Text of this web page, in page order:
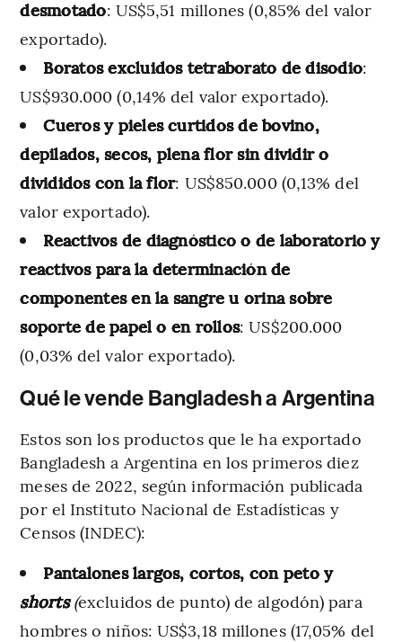
desmotado: US$5,51 millones (0,85% del valor
exportado).
Boratos excluidos tetraborato de disodio:
US$930.000 (0,14% del valor exportado).
Cueros y pieles curtidos de bovino,
depilados, secos, plena flor sin dividir o
divididos con la flor: US$850.000 (0,13% del
valor exportado).
Reactivos de diagnóstico o de laboratorio y
reactivos para la determinación de
componentes en la sangre u orina sobre
soporte de papel o en rollos: US$200.000
(0,03% del valor exportado).
Qué le vende Bangladesh a Argentina
Estos son los productos que le ha exportado
Bangladesh a Argentina en los primeros diez
meses de 2022, según información publicada
por el Instituto Nacional de Estadísticas y
Censos (INDEC):
Pantalones largos, cortos, con peto y
shorts(excluidos de punto) de algodón) para
hombres o niños: US$3,18 millones (17,05% del